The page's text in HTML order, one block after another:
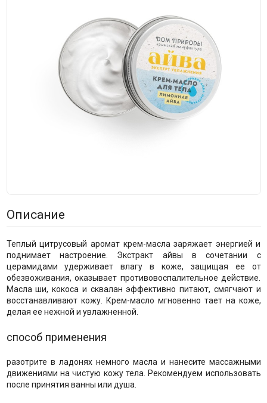
Описание
Теплый цитрусовый аромат крем-масла заряжает энергией и
поднимает настроение. Экстракт айвы в сочетании с
церамидами удерживает влагу в коже, защищая ее от
обезвоживания, оказывает противовоспалительное действие.
Масла ши, кокоса и сквалан эффективно питают, смягчают и
восстанавливают кожу. Крем-масло мгновенно тает на коже,
делая ее нежной и увлажненной.
способ применения
разотрите в ладонях немного масла и нанесите массажными
движениями на чистую кожу тела. Рекомендуем использовать
после принятия ванны или душа.